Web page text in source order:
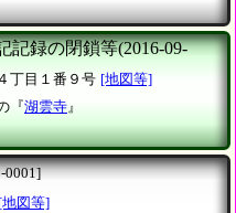
記録の閉鎖等(2016-09-
丁目１番９号 [地図等]
『湖雲寺』
0001]
[地図等]